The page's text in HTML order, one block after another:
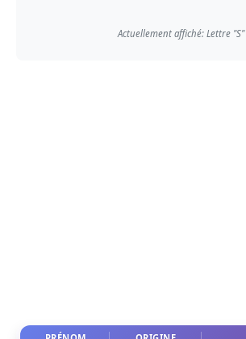
Actuellement affiché: Lettre "S"